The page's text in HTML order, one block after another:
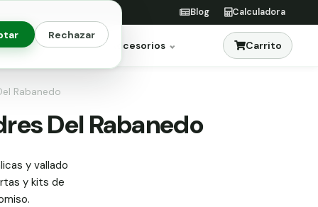
Rechazar
Blog Calculadora
Jardinería Accesorios Carrito
Rabanedo
Del Rabanedo
y vallado
y kits de